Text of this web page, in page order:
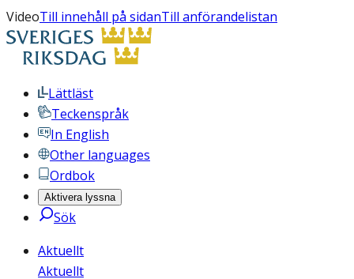
VideoTill innehåll på sidanTill anförandelistan
Lättläst
Teckenspråk
In English
Other languages
Ordbok
Aktivera lyssna
Sök
Aktuellt
Aktuellt